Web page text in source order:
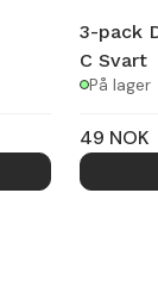
3-pack
C Svart
På lager
49 NOK